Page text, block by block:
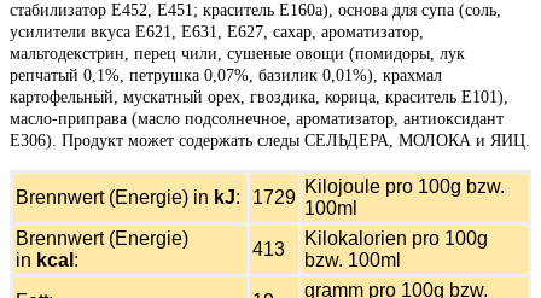
стабилизатор Е452, Е451; краситель Е160а), основа для супа (соль,
усилители вкуса Е621, Е631, Е627, сахар, ароматизатор,
мальтодекстрин, перец чили, сушеные овощи (помидоры, лук
репчатый 0,1%, петрушка 0,07%, базилик 0,01%), крахмал
картофельный, мускатный орех, гвоздика, корица, краситель Е101),
масло-приправа (масло подсолнечное, ароматизатор, антиоксидант
Е306). Продукт может содержать следы СЕЛЬДЕРА, МОЛОКА и ЯИЦ.
Brennwert (Energie) in kJ: 1729
Kilojoule pro 100g bzw.
100ml
Brennwert (Energie)
in kcal :
413
Kilokalorien pro 100g
bzw. 100ml
gramm pro 100g bzw.